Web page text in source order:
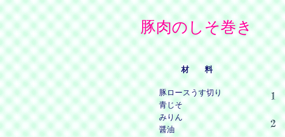
豚肉のしそ巻き
材 料
豚ロースうす切り
青じそ
みりん
醤油